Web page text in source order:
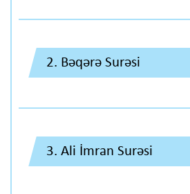
2. Bəqərə Surəsi
3. Ali İmran Surəsi